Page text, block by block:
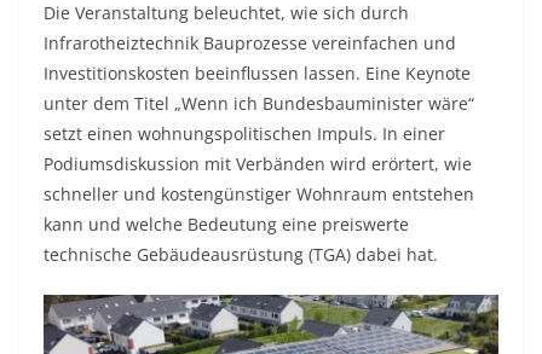
Die Veranstaltung beleuchtet, wie sich durch
Infrarotheiztechnik Bauprozesse vereinfachen und
Investitionskosten beeinflussen lassen. Eine Keynote
unter dem Titel „Wenn ich Bundesbauminister wäre“
setzt einen wohnungspolitischen Impuls. In einer
Podiumsdiskussion mit Verbänden wird erörtert, wie
schneller und kostengünstiger Wohnraum entstehen
kann und welche Bedeutung eine preiswerte
technische Gebäudeausrüstung (TGA) dabei hat.